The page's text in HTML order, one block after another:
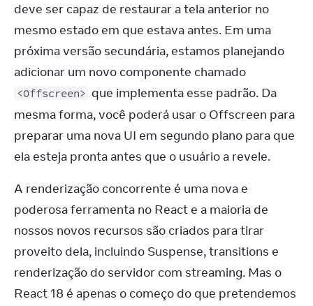
deve ser capaz de restaurar a tela anterior no
mesmo estado em que estava antes. Em uma
próxima versão secundária, estamos planejando
<Offscreen> que implementa esse padrão. Da
mesma forma, você poderá usar o Offscreen para
preparar uma nova UI em segundo plano para que
ela esteja pronta antes que o usuário a revele.
A renderização concorrente é uma nova e
poderosa ferramenta no React e a maioria de
nossos novos recursos são criados para tirar
proveito dela, incluindo Suspense, transitions e
renderização do servidor com streaming. Mas o
React 18 é apenas o começo do que pretendemos